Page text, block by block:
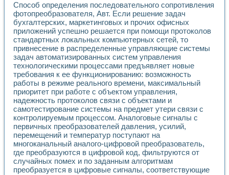
Партнеры
Академические и отраслевые институты
Учебные заведения
Бизнес
Контакты
Способ определения последовательного сопротивления
фотопреобразователя, Авт. Если решение задач
бухгалтерских, маркетинго­вых и прочих офисных
приложений успешно решается при помощи протоколов
стандартных локальных компьютерных сетей, то
привнесение в распределенные управляющие системы
задач автоматизированных систем управления
технологиче­скими процессами предъявляет новые
требования к ее функционированию: возможность
работы в режиме реального времени, максимальный
приоритет при работе с объектом управления,
надежность протоколов связи с объектами и
самотестирование системы на предмет утери связи с
контролируемым процессом. Аналоговые сигналы с
первичных преобразователей давления, усилий,
перемещений и температур поступают на
многоканальный аналого-цифровой преобразователь,
где преобразуются в цифровой код, фильтруются от
случайных помех и по заданным алгоритмам
преобразуется в цифровые сигналы, соответствующие